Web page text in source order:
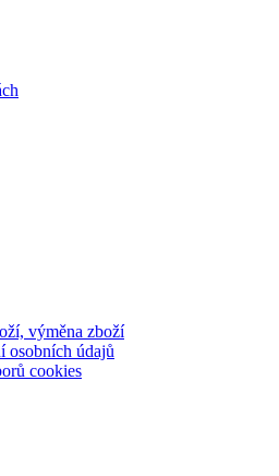
výměna zboží
osobních údajů
cookies